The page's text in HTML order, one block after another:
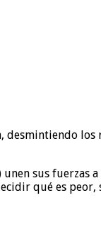
desmintiendo
unen sus fuerzas
qué es